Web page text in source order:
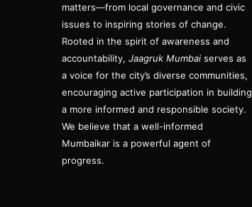
matters—from local governance and civic
issues to inspiring stories of change.
Rooted in the spirit of awareness and
accountability, Jaagruk Mumbai serves as
a voice for the city’s diverse communities,
encouraging active participation in building
a more informed and responsible society.
We believe that a well-informed
Mumbaikar is a powerful agent of
progress.